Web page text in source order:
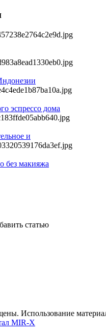
эспрессо дома
и
без макияжа
статью
Использование
MIR-X